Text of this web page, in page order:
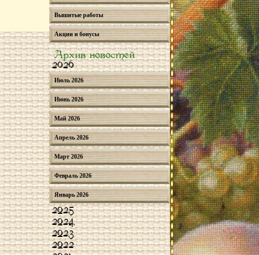
Вышитые работы
Акции и бонусы
Архив новостей
2026
Июль 2026
Июнь 2026
Май 2026
Апрель 2026
Март 2026
Февраль 2026
Январь 2026
2025
2024
2023
2022